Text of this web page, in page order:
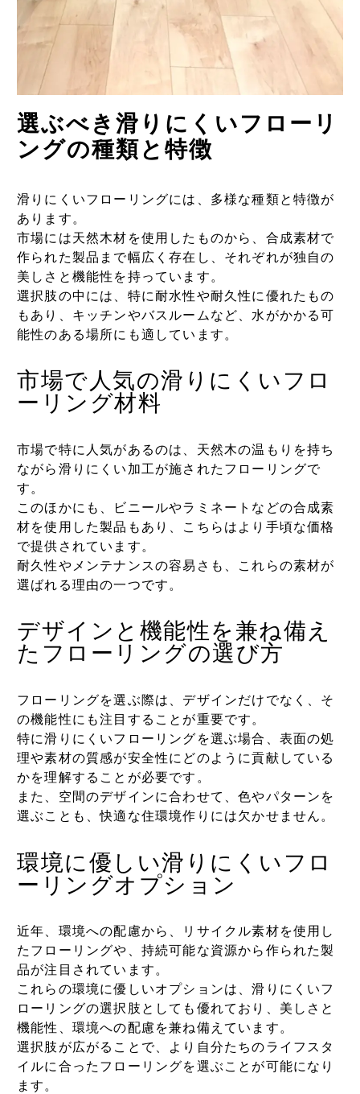
選ぶべき滑りにくいフローリ
ングの種類と特徴
滑りにくいフローリングには、多様な種類と特徴が
あります。
市場には天然木材を使用したものから、合成素材で
作られた製品まで幅広く存在し、それぞれが独自の
美しさと機能性を持っています。
選択肢の中には、特に耐水性や耐久性に優れたもの
もあり、キッチンやバスルームなど、水がかかる可
能性のある場所にも適しています。
市場で人気の滑りにくいフロ
ーリング材料
市場で特に人気があるのは、天然木の温もりを持ち
ながら滑りにくい加工が施されたフローリングで
す。
このほかにも、ビニールやラミネートなどの合成素
材を使用した製品もあり、こちらはより手頃な価格
で提供されています。
耐久性やメンテナンスの容易さも、これらの素材が
選ばれる理由の一つです。
デザインと機能性を兼ね備え
たフローリングの選び方
フローリングを選ぶ際は、デザインだけでなく、そ
の機能性にも注目することが重要です。
特に滑りにくいフローリングを選ぶ場合、表面の処
理や素材の質感が安全性にどのように貢献している
かを理解することが必要です。
また、空間のデザインに合わせて、色やパターンを
選ぶことも、快適な住環境作りには欠かせません。
環境に優しい滑りにくいフロ
ーリングオプション
近年、環境への配慮から、リサイクル素材を使用し
たフローリングや、持続可能な資源から作られた製
品が注目されています。
これらの環境に優しいオプションは、滑りにくいフ
ローリングの選択肢としても優れており、美しさと
機能性、環境への配慮を兼ね備えています。
選択肢が広がることで、より自分たちのライフスタ
イルに合ったフローリングを選ぶことが可能になり
ます。